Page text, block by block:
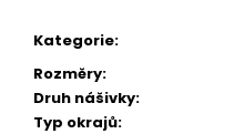
Kategorie:
Rozměry:
Druh nášivky:
Typ okrajů:
u
č
u